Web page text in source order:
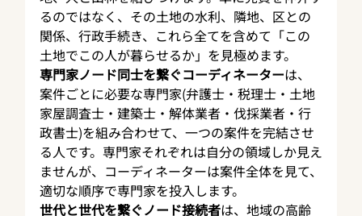
るのではなく、その土地の水利、隣地、区との
関係、行政手続き、これら全てを含めて「この
土地でこの人が暮らせるか」を見極めます。
専門家ノード同士を繋ぐコーディネーターは、
案件ごとに必要な専門家(弁護士・税理士・土地
家屋調査士・建築士・解体業者・伐採業者・行
政書士)を組み合わせて、一つの案件を完結させ
る人です。専門家それぞれは自分の領域しか見え
ませんが、コーディネーターは案件全体を見て、
適切な順序で専門家を投入します。
世代と世代を繋ぐノード接続者は、地域の高齢